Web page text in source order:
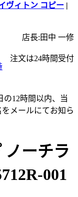
ヴィトン コピー |
店長:田中 一修
注文は24時間受付
12時間以内、当
メールにてお知ら
ノーチラ
001